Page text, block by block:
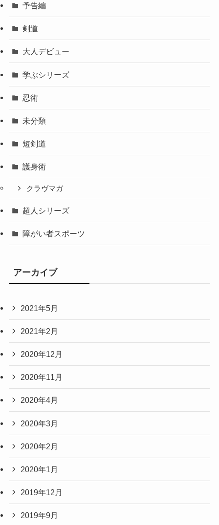
予告編
剣道
大人デビュー
学ぶシリーズ
忍術
未分類
短剣道
護身術
クラヴマガ
超人シリーズ
障がい者スポーツ
アーカイブ
2021年5月
2021年2月
2020年12月
2020年11月
2020年4月
2020年3月
2020年2月
2020年1月
2019年12月
2019年9月